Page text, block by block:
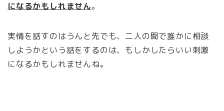
になるかもしれません。
実情を話すのはうんと先でも、二人の間で誰かに相談
しようかという話をするのは、もしかしたらいい刺激
になるかもしれませんね。